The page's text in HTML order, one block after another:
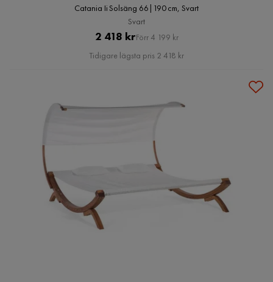
Catania Ii Solsäng 66|190 cm, Svart
Svart
Pris
2 418 krOriginal
Pris
Förr 4 199 kr
Tidigare lägsta pris 2 418 kr